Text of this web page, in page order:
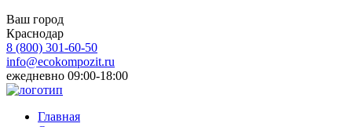
Ваш город
Краснодар
8 (800) 301-60-50
info@ecokompozit.ru
ежедневно 09:00-18:00
Главная